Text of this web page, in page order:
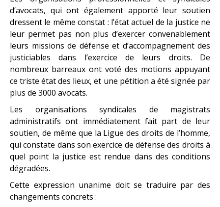
d’avocats, qui ont également apporté leur soutien
dressent le même constat : l’état actuel de la justice ne
leur permet pas non plus d’exercer convenablement
leurs missions de défense et d’accompagnement des
justiciables dans l’exercice de leurs droits. De
nombreux barreaux ont voté des motions appuyant
ce triste état des lieux, et une pétition a été signée par
plus de 3000 avocats.
Les organisations syndicales de magistrats
administratifs ont immédiatement fait part de leur
soutien, de même que la Ligue des droits de l’homme,
qui constate dans son exercice de défense des droits à
quel point la justice est rendue dans des conditions
dégradées.
Cette expression unanime doit se traduire par des
changements concrets :